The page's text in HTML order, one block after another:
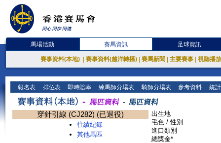
馬場活動 賽馬資訊 足球資訊
賽事資料(本地) 賽事資料(越洋轉播) 賽馬新聞 主要賽事 視聽播
報名表 排位表 即時賠率 練馬師分場表 騎師分場表 參考資料 統
穿針引線 (CJ282) (已退役)
往績紀錄
其他馬匹
出生地
毛色 / 性別
進口類別
總獎金*